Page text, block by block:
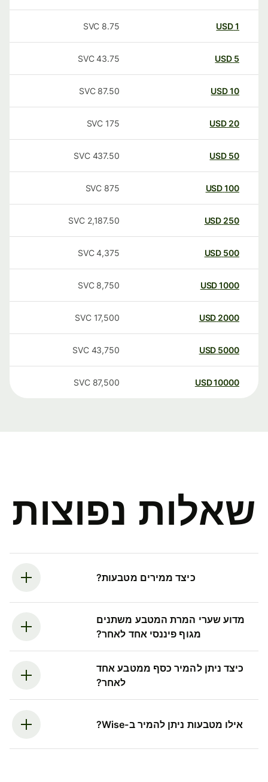
USD
8.75
SVC
USD
43.75
SVC
USD
87.50
SVC
20
USD
175
SVC
50
USD
437.50
SVC
100
USD
875
SVC
250
USD
2,187.50
SVC
500
USD
4,375
SVC
1000
USD
8,750
SVC
2000
USD
17,500
SVC
5000
USD
43,750
SVC
10000
USD
87,500
SVC
שאלות נפוצות
כיצד ממירים מטבעות?
מדוע שערי המרת המטבע משתנים
מגוף פיננסי אחד לאחר?
כיצד ניתן להמיר כסף ממטבע אחד
לאחר?
אילו מטבעות ניתן להמיר ב-Wise?